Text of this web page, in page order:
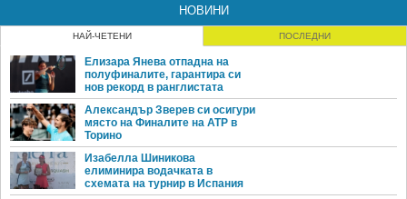
НОВИНИ
НАЙ-ЧЕТЕНИ ПОСЛЕДНИ
Елизара Янева отпадна на
полуфиналите, гарантира си
нов рекорд в ранглистата
Александър Зверев си осигури
място на Финалите на ATP в
Торино
Изабелла Шиникова
елиминира водачката в
схемата на турнир в Испания